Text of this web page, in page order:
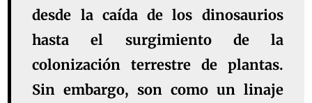
desde la caída de los dinosaurios
hasta el surgimiento de la
colonización terrestre de plantas.
Sin embargo, son como un linaje